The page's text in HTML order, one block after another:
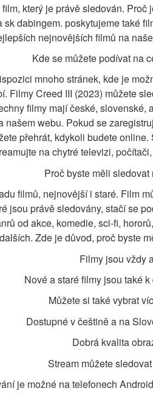
který je právě sledován.
sk dabingem. poskytujeme také
nejnovějších filmů na
Kde se můžete podívat na
mnoho stránek, kde je
Filmy Creed III (2023) můžete
filmy mají české,
našem webu. Pokud se
přehrát, kdykoli budete
na chytré televizi,
Proč byste měli
filmů, nejnovější i staré. Film
jsou právě sledovány, stačí se
od akce, komedie, sci-fi,
Zde je důvod, proč byste
Filmy jsou vždy
Nové a staré filmy jsou také
Můžete si také vybrat
Dostupné v češtině a na
Dobrá kvalita
Stream můžete
je možné na telefonech